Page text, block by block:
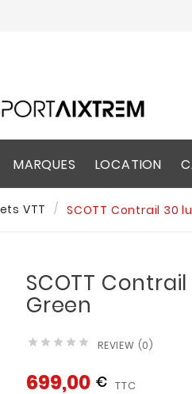
MARQUES LOCATION
VTT SCOTT Contrail 30
SCOTT
Green
     REVIEW (0)
699,00 € TTC